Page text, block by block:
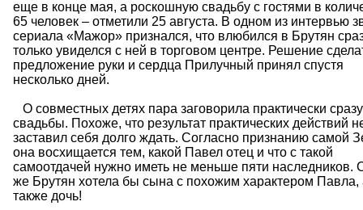
еще в конце мая, а роскошную свадьбу с гостями в
65 человек – отметили 25 августа. В одном из интервью
сериала «Мажор» признался, что влюбился в Брутян
только увиделся с ней в торговом центре. Решение
предложение руки и сердца Прилучный принял спустя
несколько дней.
О совместных детях пара заговорила практически
свадьбы. Похоже, что результат практических действий
заставил себя долго ждать. Согласно признанию самой
она восхищается тем, какой Павел отец и что с такой
самоотдачей нужно иметь не меньше пяти наследников.
же Брутян хотела бы сына с похожим характером Павла,
также дочь!